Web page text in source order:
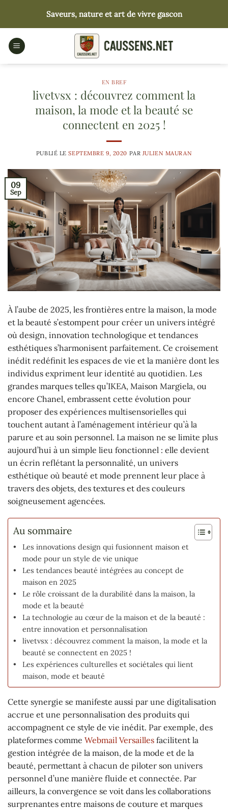
contenu
Saveurs, nature et art de vivre gascon
EN BREF
livetvsx : découvrez comment la
maison, la mode et la beauté se
connectent en 2025 !
PUBLIÉ LESEPTEMBRE 9, 2020 PAR JULIEN MAURAN
09
Sep
À l’aube de 2025, les frontières entre la maison, la mode
et la beauté s’estompent pour créer un univers intégré
où design, innovation technologique et tendances
esthétiques s’harmonisent parfaitement. Ce croisement
inédit redéfinit les espaces de vie et la manière dont les
individus expriment leur identité au quotidien. Les
grandes marques telles qu’IKEA, Maison Margiela, ou
encore Chanel, embrassent cette évolution pour
proposer des expériences multisensorielles qui
touchent autant à l’aménagement intérieur qu’à la
parure et au soin personnel. La maison ne se limite plus
aujourd’hui à un simple lieu fonctionnel : elle devient
un écrin reflétant la personnalité, un univers
esthétique où beauté et mode prennent leur place à
travers des objets, des textures et des couleurs
soigneusement agencées.
Au sommaire
Les innovations design qui fusionnent maison et
mode pour un style de vie unique
Les tendances beauté intégrées au concept de
maison en 2025
Le rôle croissant de la durabilité dans la maison, la
mode et la beauté
La technologie au cœur de la maison et de la beauté :
entre innovation et personnalisation
livetvsx : découvrez comment la maison, la mode et la
beauté se connectent en 2025 !
Les expériences culturelles et sociétales qui lient
maison, mode et beauté
Cette synergie se manifeste aussi par une digitalisation
accrue et une personnalisation des produits qui
accompagnent ce style de vie inédit. Par exemple, des
plateformes comme Webmail Versailles facilitent la
gestion intégrée de la maison, de la mode et de la
beauté, permettant à chacun de piloter son univers
personnel d’une manière fluide et connectée. Par
ailleurs, la convergence se voit dans les collaborations
surprenantes entre maisons de couture et marques